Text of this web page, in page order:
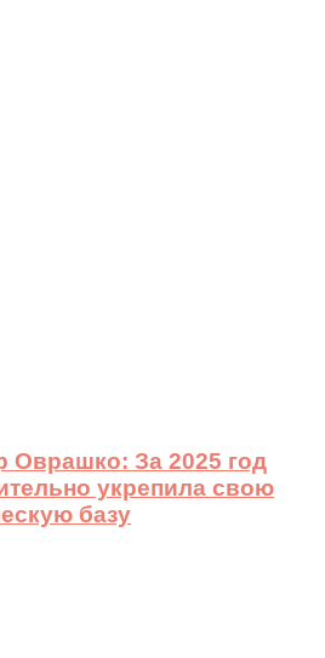
Оврашко: За 2025 год
укрепила свою
базу